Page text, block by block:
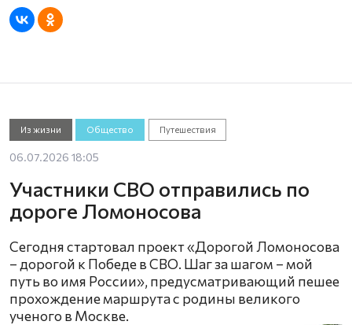
Из жизни Общество Путешествия
06.07.2026 18:05
Участники СВО отправились по
дороге Ломоносова
Сегодня стартовал проект «Дорогой Ломоносова
– дорогой к Победе в СВО. Шаг за шагом – мой
путь во имя России», предусматривающий пешее
прохождение маршрута с родины великого
ученого в Москвe.